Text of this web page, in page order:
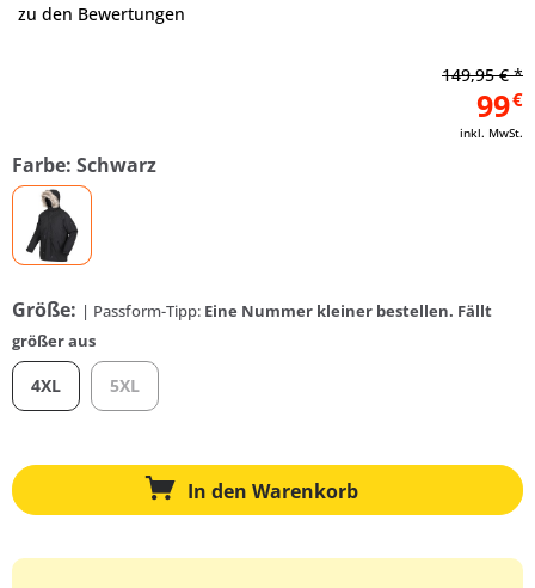
zu den Bewertungen
99€
inkl. MwSt.
149,95 € *
Farbe: Schwarz
Größe: | Passform-Tipp: Eine Nummer kleiner bestellen. Fällt
größer aus
4XL 5XL
In den Warenkorb